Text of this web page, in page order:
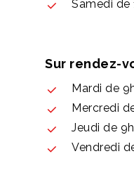
Samedi de
Sur rendez-
Mardi de
Mercredi
Jeudi de
Vendredi